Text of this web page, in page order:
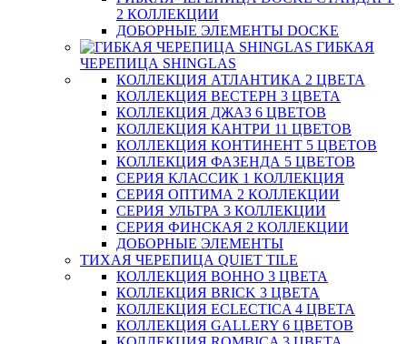
2 КОЛЛЕКЦИИ
ДОБОРНЫЕ ЭЛЕМЕНТЫ DOCKE
ГИБКАЯ
ЧЕРЕПИЦА SHINGLAS
КОЛЛЕКЦИЯ АТЛАНТИКА 2 ЦВЕТА
КОЛЛЕКЦИЯ ВЕСТЕРН 3 ЦВЕТА
КОЛЛЕКЦИЯ ДЖАЗ 6 ЦВЕТОВ
КОЛЛЕКЦИЯ КАНТРИ 11 ЦВЕТОВ
КОЛЛЕКЦИЯ КОНТИНЕНТ 5 ЦВЕТОВ
КОЛЛЕКЦИЯ ФАЗЕНДА 5 ЦВЕТОВ
СЕРИЯ КЛАССИК 1 КОЛЛЕКЦИЯ
СЕРИЯ ОПТИМА 2 КОЛЛЕКЦИИ
СЕРИЯ УЛЬТРА 3 КОЛЛЕКЦИИ
СЕРИЯ ФИНСКАЯ 2 КОЛЛЕКЦИИ
ДОБОРНЫЕ ЭЛЕМЕНТЫ
ТИХАЯ ЧЕРЕПИЦА QUIET TILE
КОЛЛЕКЦИЯ BOHHO 3 ЦВЕТА
КОЛЛЕКЦИЯ BRICK 3 ЦВЕТА
КОЛЛЕКЦИЯ ECLECTICA 4 ЦВЕТА
КОЛЛЕКЦИЯ GALLERY 6 ЦВЕТОВ